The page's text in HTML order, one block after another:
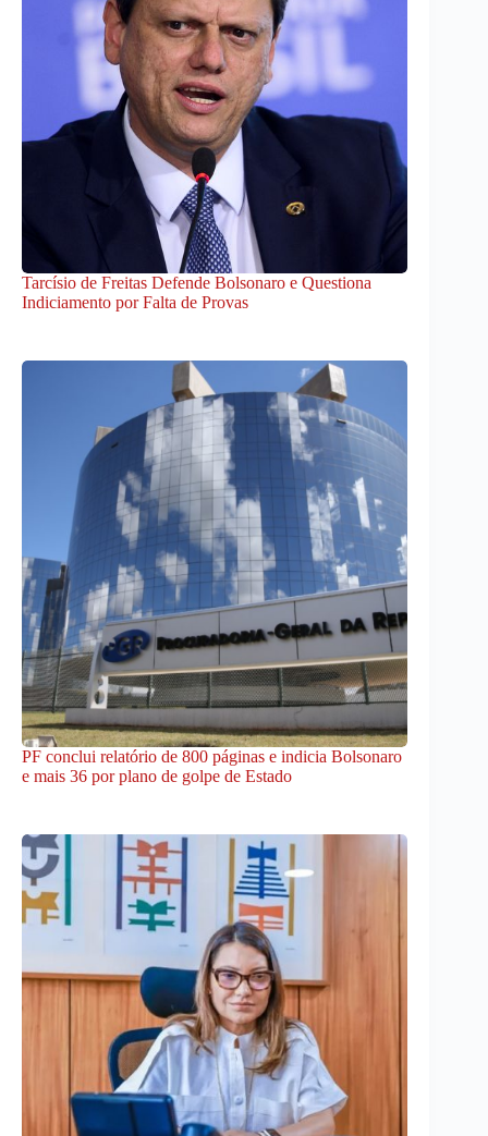
Tarcísio de Freitas Defende Bolsonaro e Questiona
Indiciamento por Falta de Provas
PF conclui relatório de 800 páginas e indicia Bolsonaro
e mais 36 por plano de golpe de Estado